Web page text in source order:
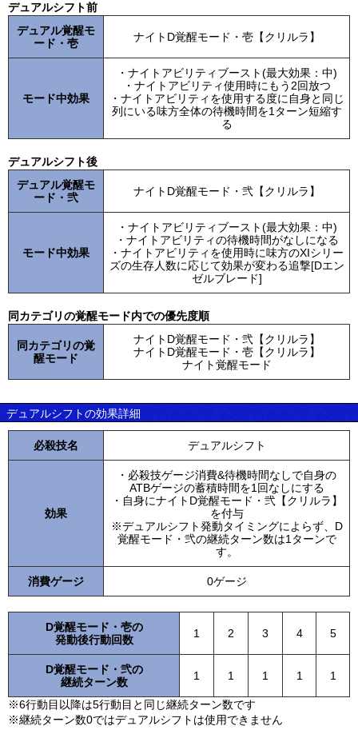
デュアルシフト前
デュアル覚醒モ
ード・壱
ナイトD覚醒モード・壱【クリルラ】
モード中効果
・ナイトアビリティブースト(最大効果：中)
・ナイトアビリティ使用時にもう2回放つ
・ナイトアビリティを使用する度に自身と同じ
列にいる味方全体の待機時間を1ターン短縮す
る
デュアルシフト後
デュアル覚醒モ
ード・弐
ナイトD覚醒モード・弐【クリルラ】
モード中効果
・ナイトアビリティブースト(最大効果：中)
・ナイトアビリティの待機時間がなしになる
・ナイトアビリティを使用時に味方のXIシリー
ズの生存人数に応じて効果が変わる追撃[Dエン
ゼルブレード]
同カテゴリの覚醒モード内での優先度順
同カテゴリの覚
醒モード
ナイトD覚醒モード・弐【クリルラ】
ナイトD覚醒モード・壱【クリルラ】
ナイト覚醒モード
デュアルシフトの効果詳細
必殺技名 デュアルシフト
効果
・必殺技ゲージ消費&待機時間なしで自身の
ATBゲージの蓄積時間を1回なしにする
・自身にナイトD覚醒モード・弐【クリルラ】
を付与
※デュアルシフト発動タイミングによらず、D
覚醒モード・弐の継続ターン数は1ターンで
す。
消費ゲージ 0ゲージ
D覚醒モード・壱の
発動後行動回数
1 2 3 4 5
D覚醒モード・弐の
継続ターン数
1 1 1 1 1
※6行動目以降は5行動目と同じ継続ターン数です
※継続ターン数0ではデュアルシフトは使用できません